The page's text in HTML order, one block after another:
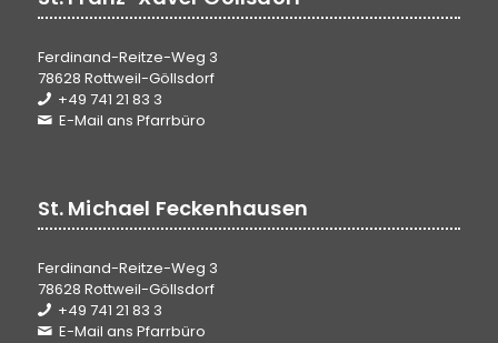
Ferdinand-Reitze-Weg 3
78628 Rottweil-Göllsdorf
+49 741 21 83 3
E-Mail ans Pfarrbüro
St. Michael Feckenhausen
Ferdinand-Reitze-Weg 3
78628 Rottweil-Göllsdorf
+49 741 21 83 3
E-Mail ans Pfarrbüro